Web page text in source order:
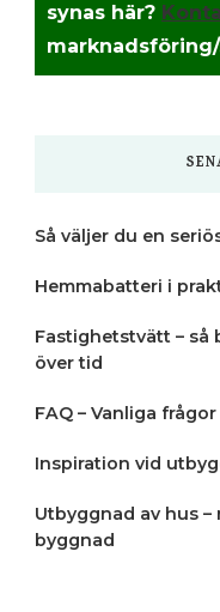
synas här?
Så väljer du en
Hemmabatteri i
Fastighetstvätt – så
över tid
FAQ – Vanliga
Inspiration vid
Utbyggnad av hus
byggnad